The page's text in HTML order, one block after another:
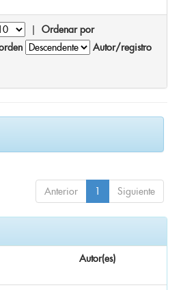
| Ordenar por
Autor/registro
Anterior 1 Siguiente
Autor(es)